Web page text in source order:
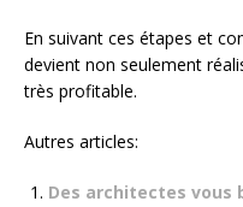
En suivant ces étapes et
devient non seulement
très profitable.
Autres articles:
Des architectes vous